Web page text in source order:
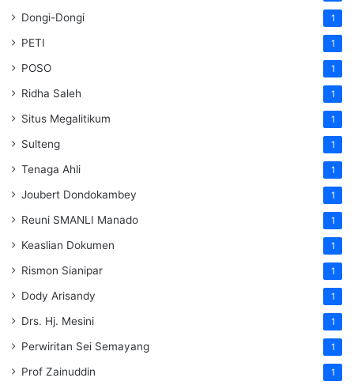
Dongi-Dongi 1
PETI 1
POSO 1
Ridha Saleh 1
Situs Megalitikum 1
Sulteng 1
Tenaga Ahli 1
Joubert Dondokambey 1
Reuni SMANLI Manado 1
Keaslian Dokumen 1
Rismon Sianipar 1
Dody Arisandy 1
Drs. Hj. Mesini 1
Perwiritan Sei Semayang 1
Prof Zainuddin 1